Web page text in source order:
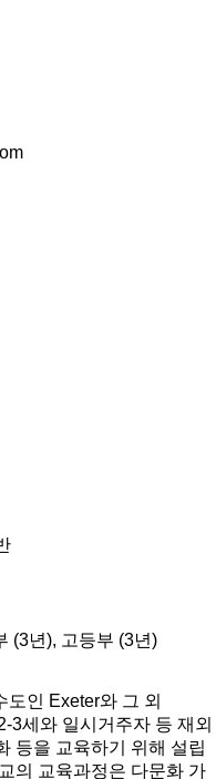
(3년), 고등부 (3년)
인 Exeter와 그 외
3세와 일시거주자 등 재외
등을 교육하기 위해 설립
의 교육과정은 다문화 가